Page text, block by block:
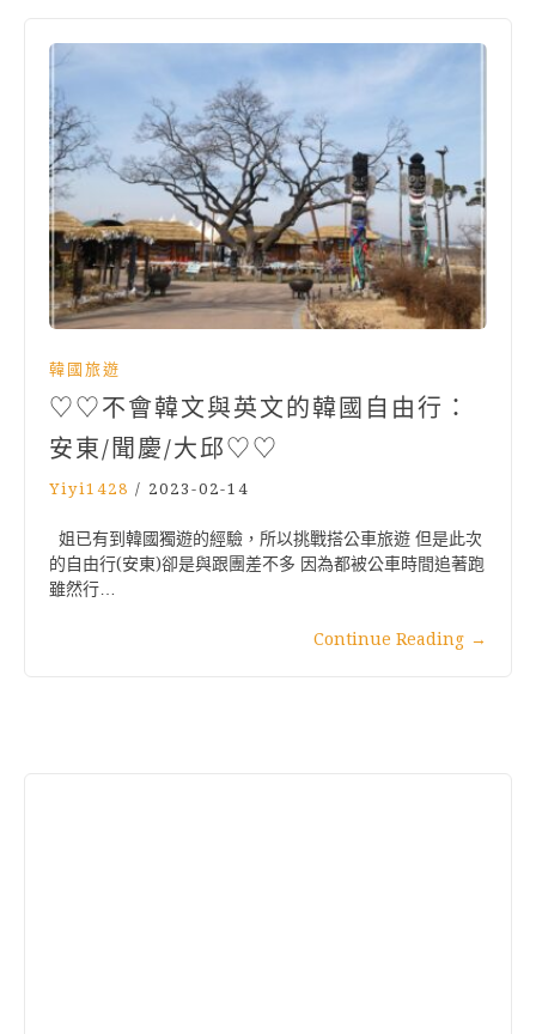
韓國旅遊
♡♡不會韓文與英文的韓國自由行：
安東/聞慶/大邱♡♡
Yiyi1428 / 2023-02-14
姐已有到韓國獨遊的經驗，所以挑戰搭公車旅遊 但是此次
的自由行(安東)卻是與跟團差不多 因為都被公車時間追著跑
雖然行…
Continue Reading →